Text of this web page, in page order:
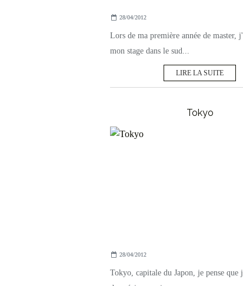
28/04/2012
Lors de ma première année de master,
mon stage dans le sud...
LIRE LA SUITE
Tokyo
28/04/2012
Tokyo, capitale du Japon, je pense que